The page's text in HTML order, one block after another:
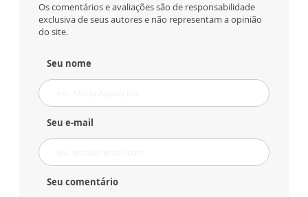
Os comentários e avaliações são de responsabilidade
exclusiva de seus autores e não representam a opinião
do site.
Seu nome
Seu e-mail
Seu comentário